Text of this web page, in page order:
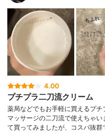
4.00
プチプラ二刀流クリーム
薬局などでもお手軽に買えるプ
マッサージの二刀流で使えちゃ
て買ってみましたが、コスパ抜